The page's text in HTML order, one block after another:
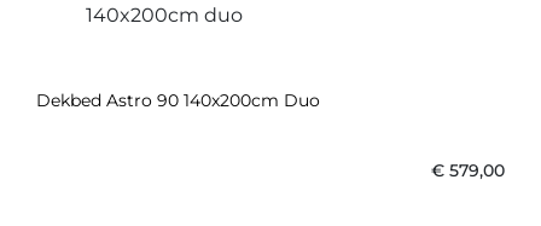
Dekbed Astro 90 140x200cm Duo
€ 579,00